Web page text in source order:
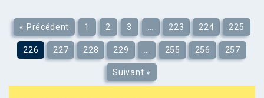
« Précédent 1 2 3 223 224 225
226 227 228 229 255 256 257
Suivant »